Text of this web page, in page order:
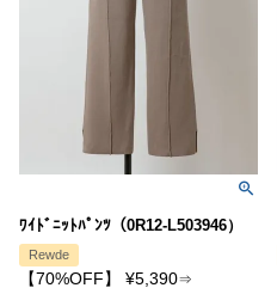
ﾜｲﾄﾞﾆｯﾄﾊﾟﾝﾂ（0R12-L503946）
Rewde
【70%OFF】 ¥5,390⇒